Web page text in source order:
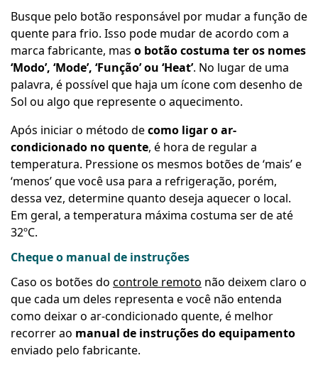
Busque pelo botão responsável por mudar a função de
quente para frio. Isso pode mudar de acordo com a
marca fabricante, mas o botão costuma ter os nomes
‘Modo’, ‘Mode’, ‘Função’ ou ‘Heat’. No lugar de uma
palavra, é possível que haja um ícone com desenho de
Sol ou algo que represente o aquecimento.
Após iniciar o método decomo ligar o ar-
condicionado no quente, é hora de regular a
temperatura. Pressione os mesmos botões de ‘mais’ e
‘menos’ que você usa para a refrigeração, porém,
dessa vez, determine quanto deseja aquecer o local.
Em geral, a temperatura máxima costuma ser de até
32ºC.
Cheque o manual de instruções
Caso os botões do controle remoto não deixem claro o
que cada um deles representa e você não entenda
como deixar o ar-condicionado quente, é melhor
recorrer ao manual de instruções do equipamento
enviado pelo fabricante.